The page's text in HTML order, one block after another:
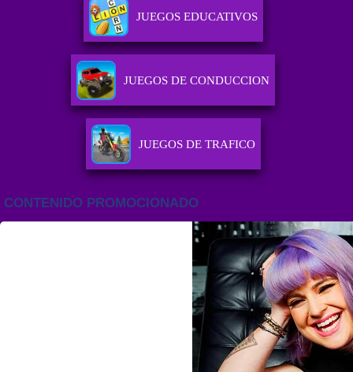
JUEGOS EDUCATIVOS
JUEGOS DE CONDUCCION
JUEGOS DE TRAFICO